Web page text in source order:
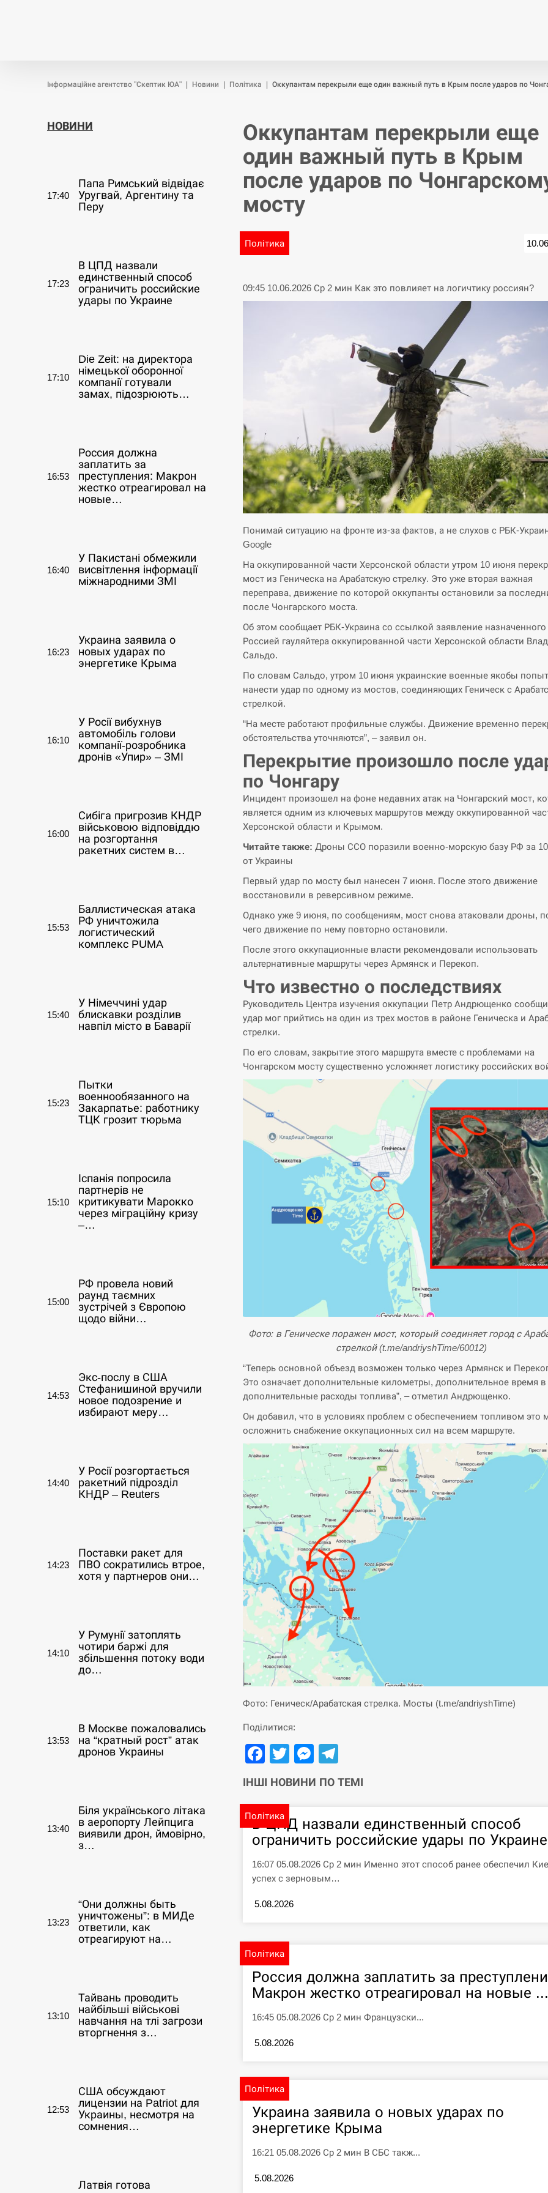
Інформаційне агентство "Скептик ЮА" Новини Політика Оккупантам перекрыли еще один важный путь в Крым после ударов по
НОВИНИ
17:40
Папа Римський відвідає
Уругвай, Аргентину та
Перу
17:23
В ЦПД назвали
единственный способ
ограничить российские
удары по Украине
17:10
Die Zeit: на директора
німецької оборонної
компанії готували
замах, підозрюють…
16:53
Россия должна
заплатить за
преступления: Макрон
жестко отреагировал на
новые…
16:40
У Пакистані обмежили
висвітлення інформації
міжнародними ЗМІ
16:23
Украина заявила о
новых ударах по
энергетике Крыма
16:10
У Росії вибухнув
автомобіль голови
компанії-розробника
дронів «Упир» – ЗМІ
16:00
Сибіга пригрозив КНДР
військовою відповіддю
на розгортання
ракетних систем в…
15:53
Баллистическая атака
РФ уничтожила
логистический
комплекс PUMA
15:40
У Німеччині удар
блискавки розділив
навпіл місто в Баварії
15:23
Пытки
военнообязанного на
Закарпатье: работнику
ТЦК грозит тюрьма
15:10
Іспанія попросила
партнерів не
критикувати Марокко
через міграційну кризу
–…
15:00
РФ провела новий
раунд таємних
зустрічей з Європою
щодо війни…
14:53
Экс-послу в США
Стефанишиной вручили
новое подозрение и
избирают меру…
14:40
У Росії розгортається
ракетний підрозділ
КНДР – Reuters
14:23
Поставки ракет для
ПВО сократились втрое,
хотя у партнеров они…
14:10
У Румунії затоплять
чотири баржі для
збільшення потоку води
до…
13:53
В Москве пожаловались
на “кратный рост” атак
дронов Украины
13:40
Біля українського літака
в аеропорту Лейпцига
виявили дрон, ймовірно,
з…
13:23
“Они должны быть
уничтожены”: в МИДе
ответили, как
отреагируют на…
13:10
Тайвань проводить
найбільші військові
навчання на тлі загрози
вторгнення з…
12:53
США обсуждают
лицензии на Patriot для
Украины, несмотря на
сомнения…
Латвія готова
Оккупантам перекрыли еще
один важный путь в Крым
после ударов по
мосту
Політика
09:45 10.06.2026 Ср 2 мин Как это повлияет на логичтику россиян?
Понимай ситуацию на фронте из-за фактов, а не слухов с РБК-
Google
На оккупированной части Херсонской области утром 10 июня
мост из Геническа на Арабатскую стрелку. Это уже вторая важная
переправа, движение по которой оккупанты остановили за
после Чонгарского моста.
Об этом сообщает РБК-Украина со ссылкой заявление назначенного
Россией гауляйтера оккупированной части Херсонской области
Сальдо.
По словам Сальдо, утром 10 июня украинские военные якобы
нанести удар по одному из мостов, соединяющих Геническ с
стрелкой.
“На месте работают профильные службы. Движение временно
обстоятельства уточняются”, – заявил он.
Перекрытие произошло после
по Чонгару
Инцидент произошел на фоне недавних атак на Чонгарский мост,
является одним из ключевых маршрутов между оккупированной
Херсонской области и Крымом.
Читайте также: Дроны ССО поразили военно-морскую базу РФ за
от Украины
Первый удар по мосту был нанесен 7 июня. После этого движение
восстановили в реверсивном режиме.
Однако уже 9 июня, по сообщениям, мост снова атаковали дроны,
чего движение по нему повторно остановили.
После этого оккупационные власти рекомендовали использовать
альтернативные маршруты через Армянск и Перекоп.
Что известно о последствиях
Руководитель Центра изучения оккупации Петр Андрющенко
удар мог прийтись на один из трех мостов в районе Геническа и
стрелки.
По его словам, закрытие этого маршрута вместе с проблемами на
Чонгарском мосту существенно усложняет логистику российских
Фото: в Геническе поражен мост, который соединяет город с
стрелкой (t.me/andriyshTime/60012)
“Теперь основной объезд возможен только через Армянск и
Это означает дополнительные километры, дополнительное время в
дополнительные расходы топлива”, – отметил Андрющенко.
Он добавил, что в условиях проблем с обеспечением топливом это
осложнить снабжение оккупационных сил на всем маршруте.
Фото: Геническ/Арабатская стрелка. Мосты (t.me/andriyshTime)
Поділитися:
Facebook
TwitterMessenger
ІНШІ НОВИНИ ПО ТЕМІ
Політика
В ЦПД назвали единственный способ
ограничить российские удары по Украине
16:07 05.08.2026 Ср 2 мин Именно этот способ ранее обеспечил
успех с зерновым…
5.08.2026
Політика
Россия должна заплатить за
Макрон жестко отреагировал на новые ...
16:45 05.08.2026 Ср 2 мин Французски...
5.08.2026
Політика
Украина заявила о новых ударах по
энергетике Крыма
16:21 05.08.2026 Ср 2 мин В СБС такж...
5.08.2026